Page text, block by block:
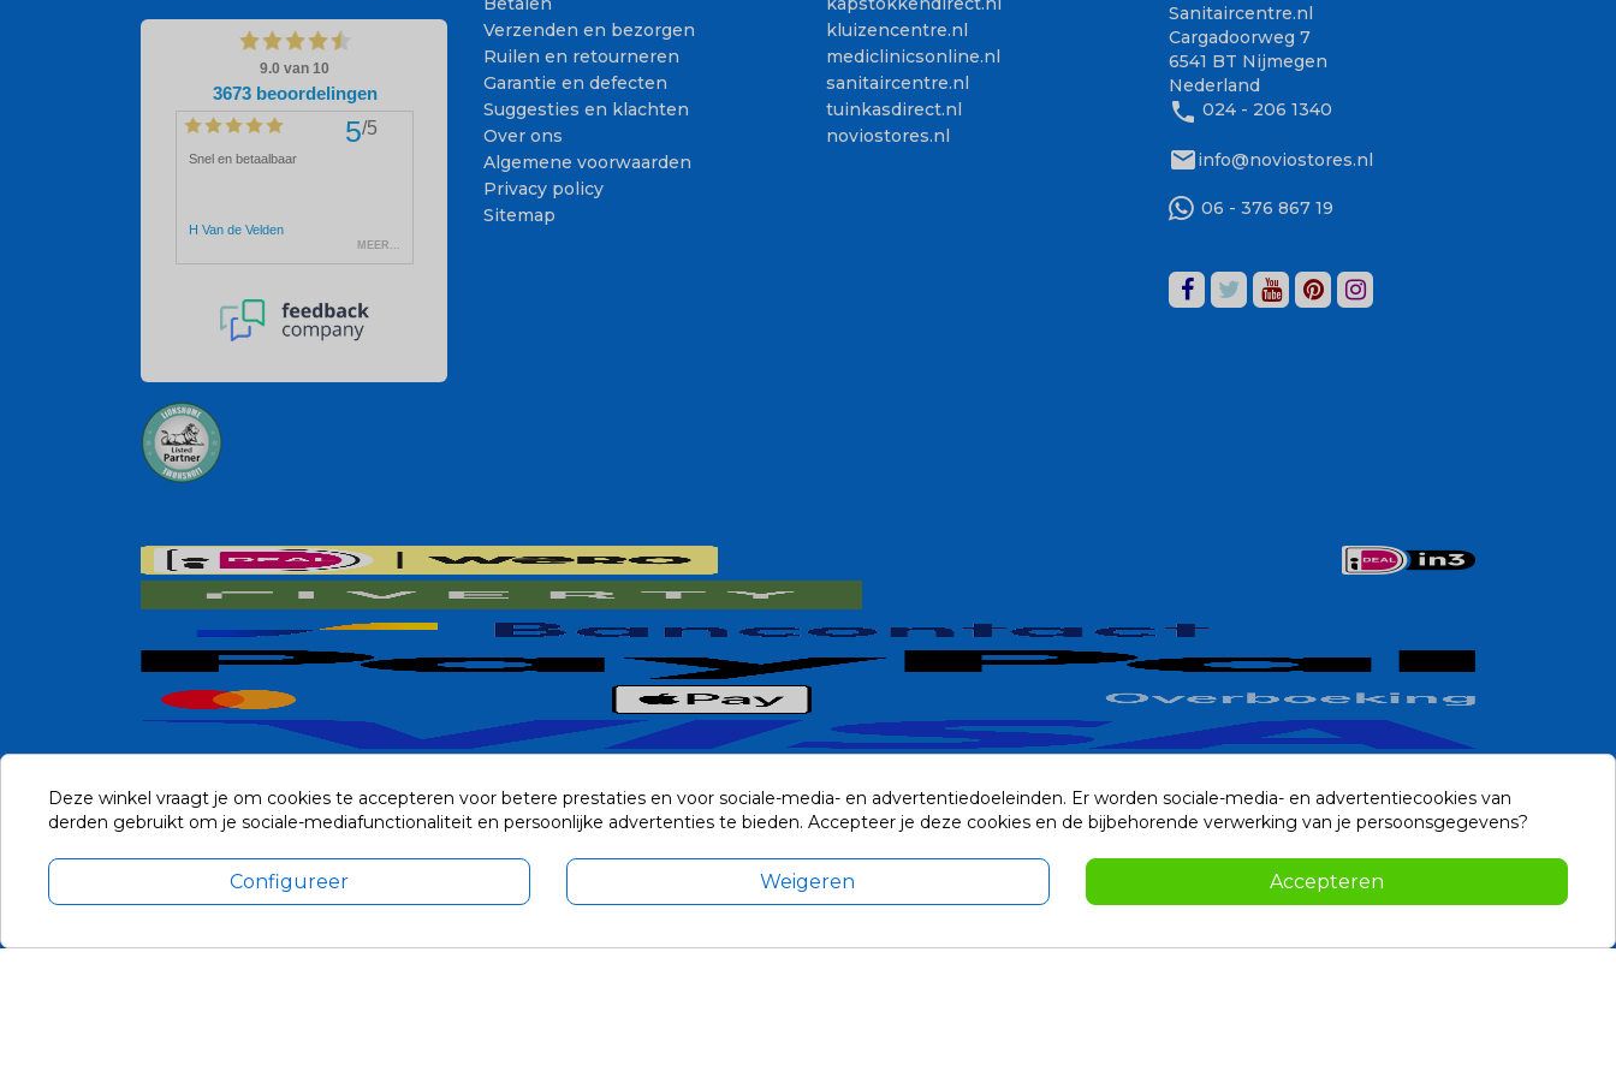
Verzenden en bezorgen
Ruilen en retourneren
Garantie en defecten
Suggesties en klachten
Over ons
Algemene voorwaarden
Privacy policy
Sitemap
kluizencentre.nl
mediclinicsonline.nl
sanitaircentre.nl
tuinkasdirect.nl
noviostores.nl
Sanitaircentre.nl
Cargadoorweg 7
6541 BT Nijmegen
Nederland
phone 024 - 206 1340
mailinfo@noviostores.nl
06 - 376 867 19
Alle prijzen zijn in Euro, inclusief BTW en andere heffingen en exclusief eventuele verzendkosten.
© 2014-2026 Noviostores.nl. Alle rechten voorbehouden.
Deze winkel vraagt je om cookies te accepteren voor betere prestaties en voor sociale-media- en advertentiedoeleinden. Er worden sociale-media- en advertentiecookies van
derden gebruikt om je sociale-mediafunctionaliteit en persoonlijke advertenties te bieden. Accepteer je deze cookies en de bijbehorende verwerking van je persoonsgegevens?
Configureer Weigeren Accepteren